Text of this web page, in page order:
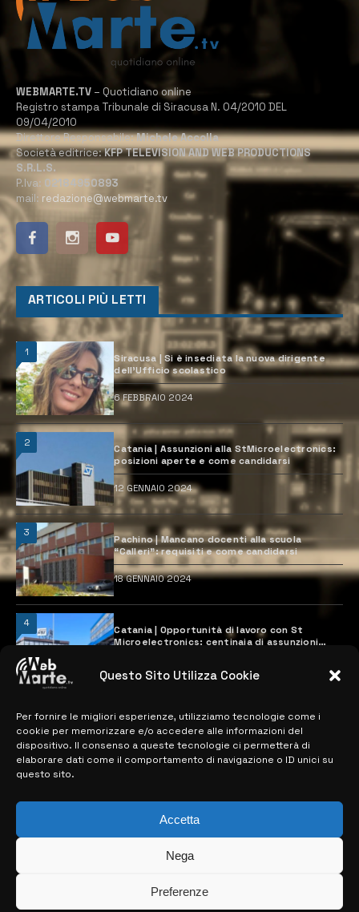
Questo Sito Utilizza Cookie
Per fornire le migliori esperienze, utilizziamo tecnologie come i
cookie per memorizzare e/o accedere alle informazioni del
dispositivo. Il consenso a queste tecnologie ci permetterà di
elaborare dati come il comportamento di navigazione o ID unici su
questo sito.
Accetta
Nega
Preferenze
WEBMARTE.TV – Quotidiano online
Registro stampa Tribunale di Siracusa N. 04/2010 DEL
09/04/2010
Direttore Responsabile:Michele Accolla
Società editrice:KFP TELEVISION AND WEB PRODUCTIONS
S.R.L.S.
P.Iva: 02184950893
mail: redazione@webmarte.tv
ARTICOLI PIÙ LETTI
1
Siracusa | Si è insediata la nuova dirigente
dell’Ufficio scolastico
6 FEBBRAIO 2024
2
Catania | Assunzioni alla StMicroelectronics:
posizioni aperte e come candidarsi
12 GENNAIO 2024
3
Pachino | Mancano docenti alla scuola
“Calleri”: requisiti e come candidarsi
18 GENNAIO 2024
4
Catania | Opportunità di lavoro con St
Microelectronics: centinaia di assunzioni
28 MARZO 2024
MAPPA DEL SITO
> NOTIZIE
> EDIZIONI LOCALI